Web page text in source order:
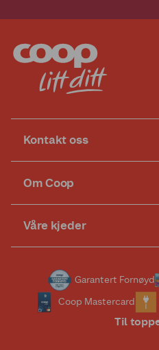
Kontakt oss
Om Coop
Våre kjeder
Garantert Fornøyd
Coop Mastercard
Til